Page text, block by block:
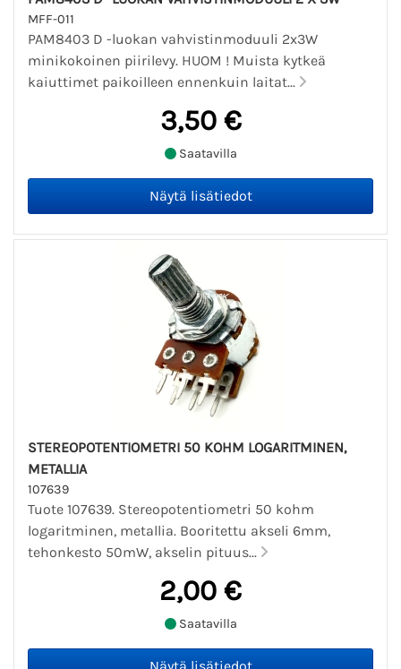
MFF-011
PAM8403 D -luokan vahvistinmoduuli 2x3W
minikokoinen piirilevy. HUOM ! Muista kytkeä
kaiuttimet paikoilleen ennenkuin laitat...
3,50 €
Saatavilla
STEREOPOTENTIOMETRI 50 KOHM LOGARITMINEN,
METALLIA
107639
Tuote 107639. Stereopotentiometri 50 kohm
logaritminen, metallia. Booritettu akseli 6mm,
tehonkesto 50mW, akselin pituus...
2,00 €
Saatavilla